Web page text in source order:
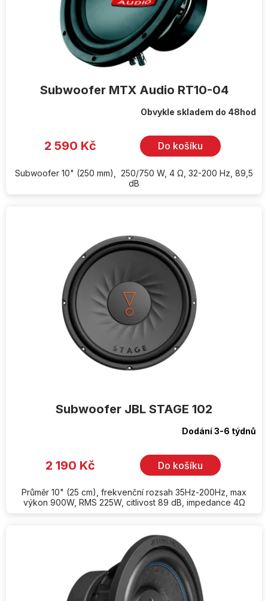
Subwoofer MTX Audio RT10-04
Obvykle skladem do 48hod
2 590 Kč Do košíku
Subwoofer 10" (250 mm), 250/750 W, 4 Ω, 32-200 Hz, 89,5
dB
Subwoofer JBL STAGE 102
Dodání 3-6 týdnů
2 190 Kč Do košíku
Průměr 10" (25 cm), frekvenční rozsah 35Hz-200Hz, max
výkon 900W, RMS 225W, citlivost 89 dB, impedance 4Ω